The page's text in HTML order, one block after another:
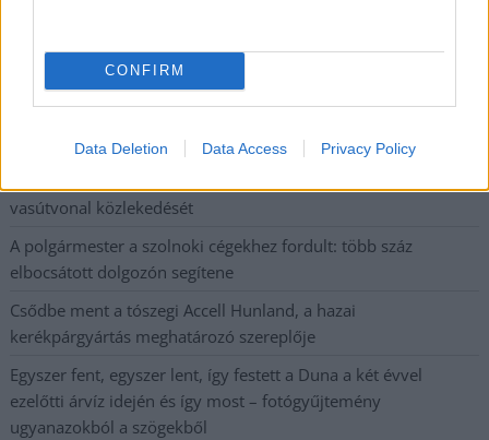
CONFIRM
Data Deletion Data Access Privacy Policy
Harmadfokú hőségriasztás az országban: Szolnokon klímát
javítottak, helikoptereket is bevetettek a tüzeknél
számoltak be a szolnoki börtönből
vasútvonal közlekedését
A polgármester a szolnoki cégekhez fordult: több száz
elbocsátott dolgozón segítene
Csődbe ment a tószegi Accell Hunland, a hazai
kerékpárgyártás meghatározó szereplője
Egyszer fent, egyszer lent, így festett a Duna a két évvel
ezelőtti árvíz idején és így most – fotógyűjtemény
ugyanazokból a szögekből